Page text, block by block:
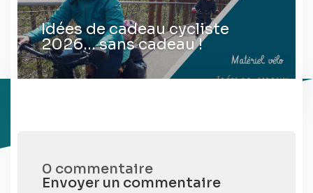
Idées de cadeau cycliste
2026… sans cadeau !
0 commentaire
Envoyer un commentaire